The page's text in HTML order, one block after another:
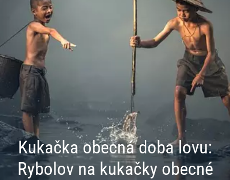
Kukačka obecná doba lovu:
Rybolov na kukačky obecné